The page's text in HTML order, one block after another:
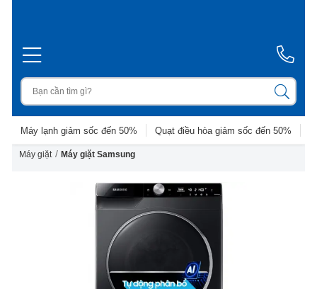
Máy lạnh giảm sốc đến 50% Quạt điều hòa giảm sốc đến 50%
Máy giặt / Máy giặt Samsung